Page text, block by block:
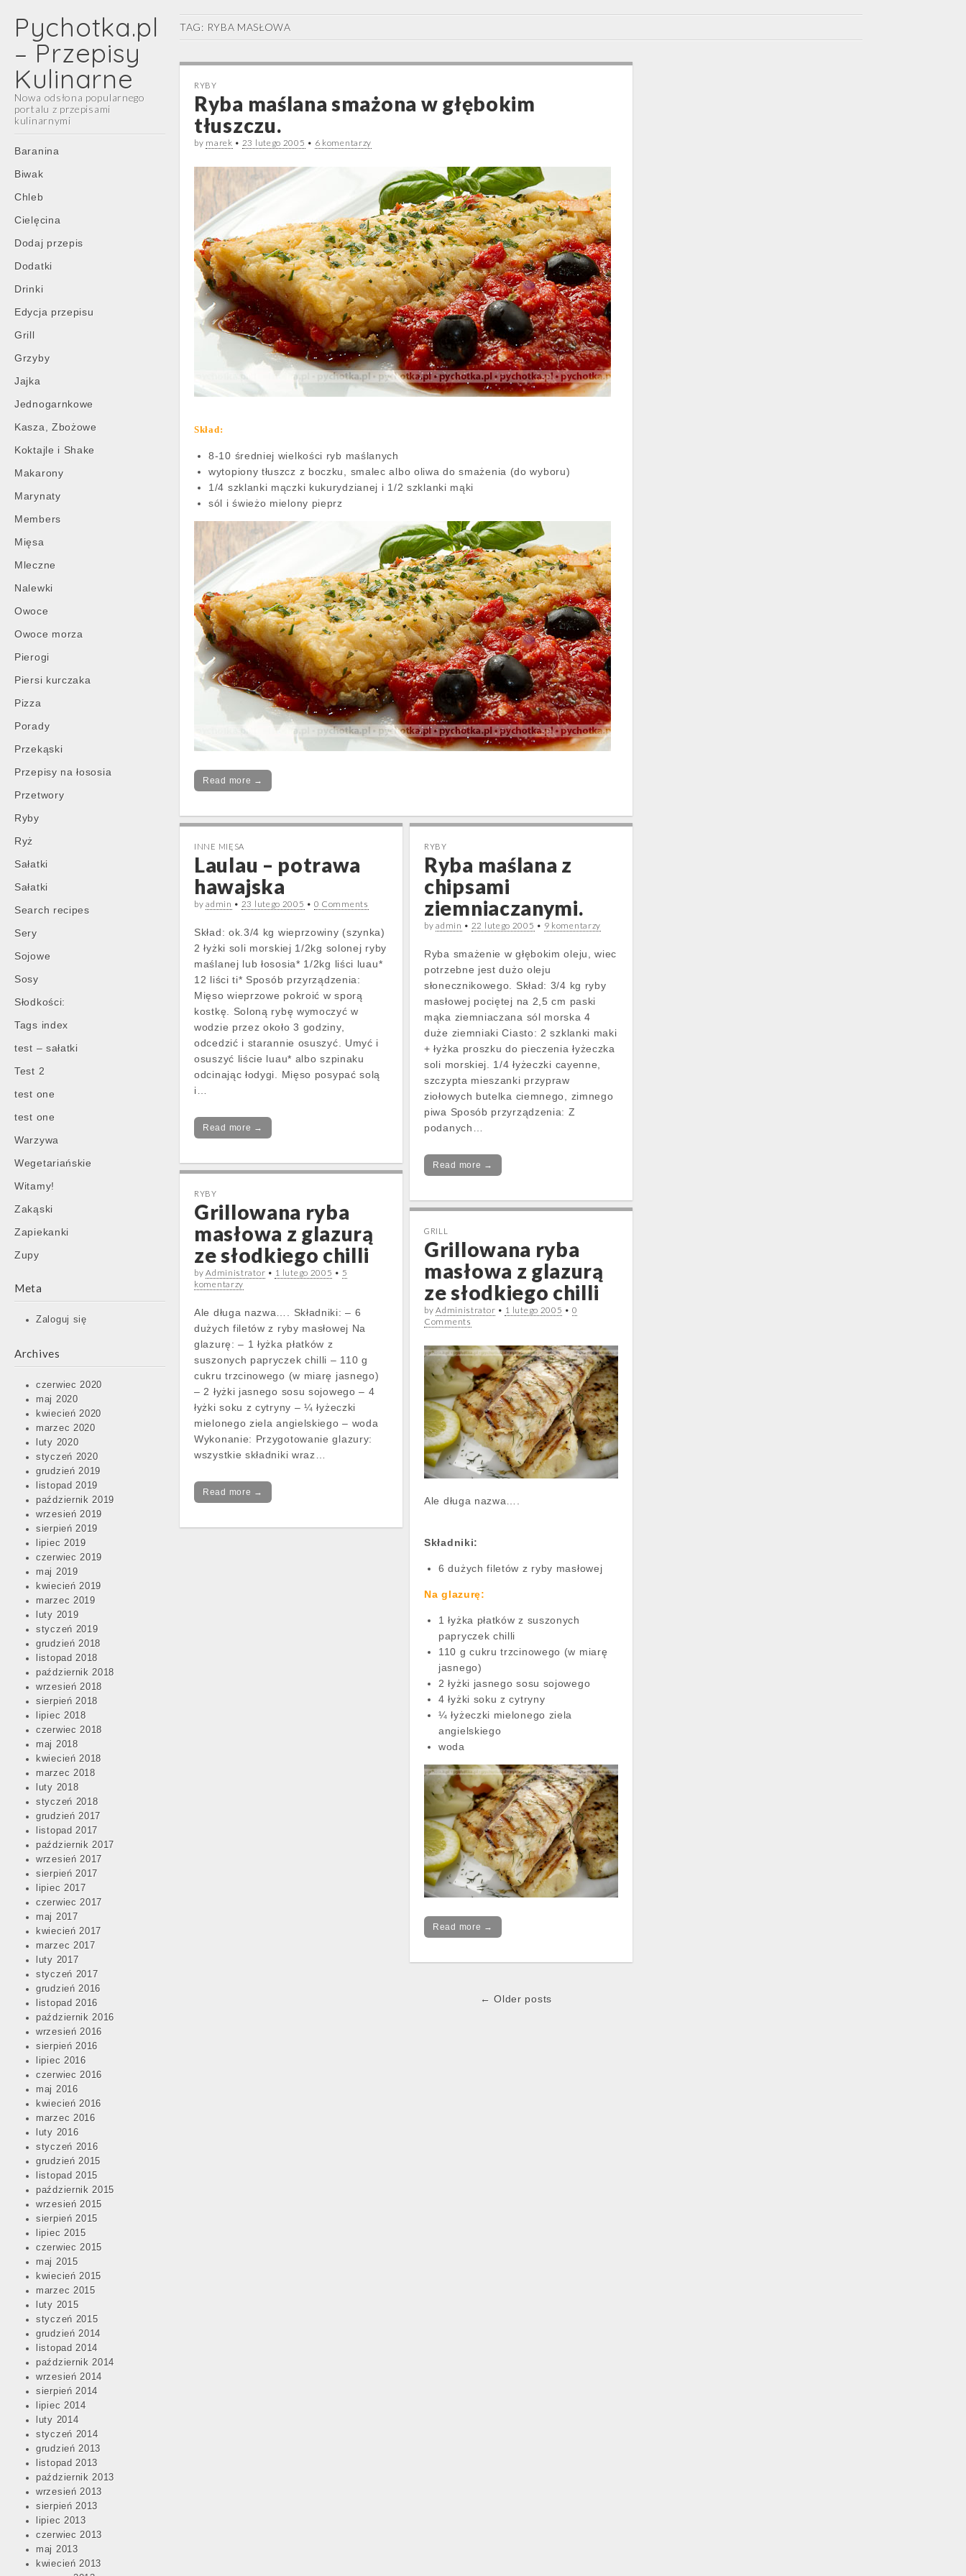
Pychotka.pl
– Przepisy
Kulinarne
Nowa odsłona popularnego
portalu z przepisami
kulinarnymi
Main
menu
Skip
content
Baranina
Biwak
Chleb
Cielęcina
Dodaj przepis
Dodatki
Drinki
Edycja przepisu
Grill
Grzyby
Jajka
Jednogarnkowe
Kasza, Zbożowe
Koktajle i Shake
Makarony
Marynaty
Members
Mięsa
Mleczne
Nalewki
Owoce
Owoce morza
Pierogi
Piersi kurczaka
Pizza
Porady
Przekąski
Przepisy na łososia
Przetwory
Ryby
Ryż
Sałatki
Sałatki
Search recipes
Sery
Sojowe
Sosy
Słodkości:
Tags index
test – sałatki
Test 2
test one
test one
Warzywa
Wegetariańskie
Witamy!
Zakąski
Zapiekanki
Zupy
Meta
Zaloguj się
Archives
czerwiec 2020
maj 2020
kwiecień 2020
marzec 2020
luty 2020
styczeń 2020
grudzień 2019
listopad 2019
październik 2019
wrzesień 2019
sierpień 2019
lipiec 2019
czerwiec 2019
maj 2019
kwiecień 2019
marzec 2019
luty 2019
styczeń 2019
grudzień 2018
listopad 2018
październik 2018
wrzesień 2018
sierpień 2018
lipiec 2018
czerwiec 2018
maj 2018
kwiecień 2018
marzec 2018
luty 2018
styczeń 2018
grudzień 2017
listopad 2017
październik 2017
wrzesień 2017
sierpień 2017
lipiec 2017
czerwiec 2017
maj 2017
kwiecień 2017
marzec 2017
luty 2017
styczeń 2017
grudzień 2016
listopad 2016
październik 2016
wrzesień 2016
sierpień 2016
lipiec 2016
czerwiec 2016
maj 2016
kwiecień 2016
marzec 2016
luty 2016
styczeń 2016
grudzień 2015
listopad 2015
październik 2015
wrzesień 2015
sierpień 2015
lipiec 2015
czerwiec 2015
maj 2015
kwiecień 2015
marzec 2015
luty 2015
styczeń 2015
grudzień 2014
listopad 2014
październik 2014
wrzesień 2014
sierpień 2014
lipiec 2014
luty 2014
styczeń 2014
grudzień 2013
listopad 2013
październik 2013
wrzesień 2013
sierpień 2013
lipiec 2013
czerwiec 2013
maj 2013
kwiecień 2013
TAG: RYBA MASŁOWA
RYBY
Ryba maślana smażona w głębokim
tłuszczu.
by marek • 23 lutego 2005 • 6 komentarzy
Skład:
8-10 średniej wielkości ryb maślanych
wytopiony tłuszcz z boczku, smalec albo oliwa do smażenia (do wyboru)
1/4 szklanki mączki kukurydzianej i 1/2 szklanki mąki
sól i świeżo mielony pieprz
Read more →
INNE MIĘSA
Laulau – potrawa
hawajska
byadmin • 23 lutego 2005 • 0 Comments
Skład: ok.3/4 kg wieprzowiny (szynka)
2 łyżki soli morskiej 1/2kg solonej ryby
maślanej lub łososia* 1/2kg liści luau*
12 liści ti* Sposób przyrządzenia:
Mięso wieprzowe pokroić w sporą
kostkę. Soloną rybę wymoczyć w
wodzie przez około 3 godziny,
odcedzić i starannie osuszyć. Umyć i
osuszyć liście luau* albo szpinaku
odcinając łodygi. Mięso posypać solą
i…
Read more →
RYBY
Ryba maślana z
chipsami
ziemniaczanymi.
byadmin • 22 lutego 2005 • 9 komentarzy
Ryba smażenie w głębokim oleju, wiec
potrzebne jest dużo oleju
słonecznikowego. Skład: 3/4 kg ryby
masłowej pociętej na 2,5 cm paski
mąka ziemniaczana sól morska 4
duże ziemniaki Ciasto: 2 szklanki maki
+ łyżka proszku do pieczenia łyżeczka
soli morskiej. 1/4 łyżeczki cayenne,
szczypta mieszanki przypraw
ziołowych butelka ciemnego, zimnego
piwa Sposób przyrządzenia: Z
podanych…
Read more →
RYBY
Grillowana ryba
masłowa z glazurą
ze słodkiego chilli
byAdministrator • 1 lutego 2005 • 5
komentarzy
Ale długa nazwa…. Składniki: – 6
dużych filetów z ryby masłowej Na
glazurę: – 1 łyżka płatków z
suszonych papryczek chilli – 110 g
cukru trzcinowego (w miarę jasnego)
– 2 łyżki jasnego sosu sojowego – 4
łyżki soku z cytryny – ¼ łyżeczki
mielonego ziela angielskiego – woda
Wykonanie: Przygotowanie glazury:
wszystkie składniki wraz…
Read more →
GRILL
Grillowana ryba
masłowa z glazurą
ze słodkiego chilli
byAdministrator • 1 lutego 2005 • 0
Comments
Ale długa nazwa….
Składniki:
6 dużych filetów z ryby masłowej
Na glazurę:
1 łyżka płatków z suszonych
papryczek chilli
110 g cukru trzcinowego (w miarę
jasnego)
2 łyżki jasnego sosu sojowego
4 łyżki soku z cytryny
¼ łyżeczki mielonego ziela
angielskiego
woda
Read more →
← Older posts